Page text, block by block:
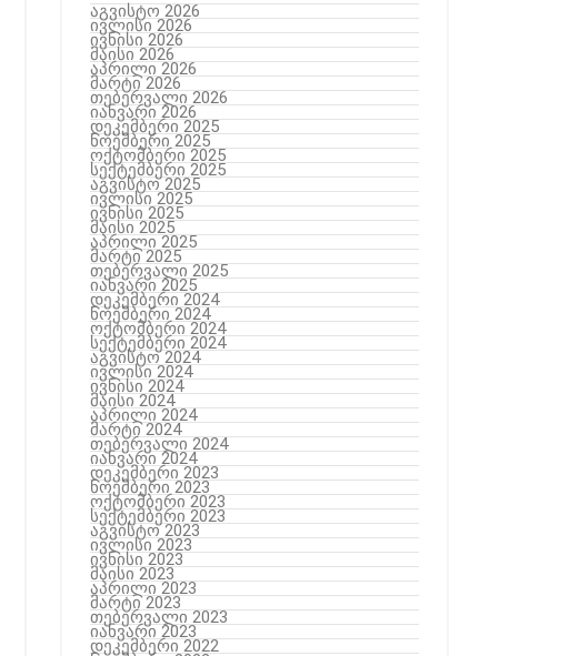
აგვისტო 2026
ივლისი 2026
ივნისი 2026
მაისი 2026
აპრილი 2026
მარტი 2026
თებერვალი 2026
იანვარი 2026
დეკემბერი 2025
ნოემბერი 2025
ოქტომბერი 2025
სექტემბერი 2025
აგვისტო 2025
ივლისი 2025
ივნისი 2025
მაისი 2025
აპრილი 2025
მარტი 2025
თებერვალი 2025
იანვარი 2025
დეკემბერი 2024
ნოემბერი 2024
ოქტომბერი 2024
სექტემბერი 2024
აგვისტო 2024
ივლისი 2024
ივნისი 2024
მაისი 2024
აპრილი 2024
მარტი 2024
თებერვალი 2024
იანვარი 2024
დეკემბერი 2023
ნოემბერი 2023
ოქტომბერი 2023
სექტემბერი 2023
აგვისტო 2023
ივლისი 2023
ივნისი 2023
მაისი 2023
აპრილი 2023
მარტი 2023
თებერვალი 2023
იანვარი 2023
დეკემბერი 2022